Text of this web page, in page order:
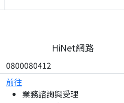
HiNet網路
0800080412
前往
業務諮詢與受理